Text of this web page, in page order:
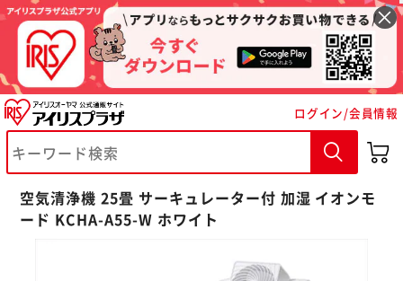
ログイン/会員情報
空気清浄機 25畳 サーキュレーター付 加湿 イオンモ
ード KCHA-A55-W ホワイト